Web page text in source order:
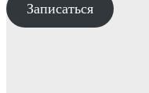
Записаться